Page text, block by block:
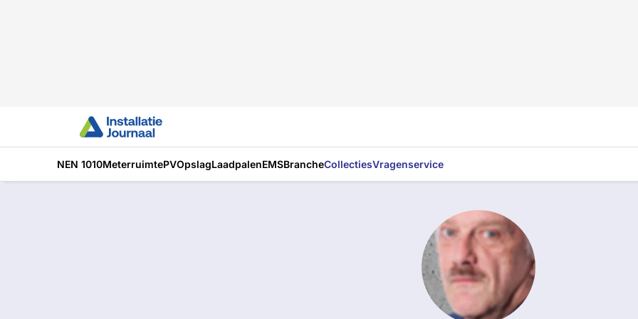
NEN 1010MeterruimtePVOpslagLaadpalenEMSBrancheCollectiesVragenservice